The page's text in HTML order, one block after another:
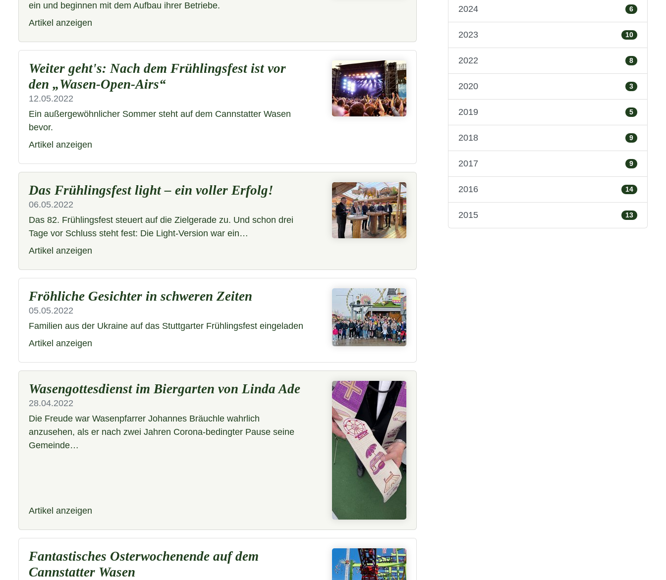
ein und beginnen mit dem Aufbau ihrer Betriebe.
Artikel anzeigen
Weiter geht's: Nach dem Frühlingsfest ist vor
den „Wasen-Open-Airs“
12.05.2022
Ein außergewöhnlicher Sommer steht auf dem Cannstatter Wasen
bevor.
Artikel anzeigen
Das Frühlingsfest light – ein voller Erfolg!
06.05.2022
Das 82. Frühlingsfest steuert auf die Zielgerade zu. Und schon drei
Tage vor Schluss steht fest: Die Light-Version war ein…
Artikel anzeigen
Fröhliche Gesichter in schweren Zeiten
05.05.2022
Familien aus der Ukraine auf das Stuttgarter Frühlingsfest eingeladen
Artikel anzeigen
Wasengottesdienst im Biergarten von Linda Ade
28.04.2022
Die Freude war Wasenpfarrer Johannes Bräuchle wahrlich
anzusehen, als er nach zwei Jahren Corona-bedingter Pause seine
Gemeinde…
Artikel anzeigen
Fantastisches Osterwochenende auf dem
Cannstatter Wasen
2024 6
2023 10
2022 8
2020 3
2019 5
2018 9
2017 9
2016 14
2015 13